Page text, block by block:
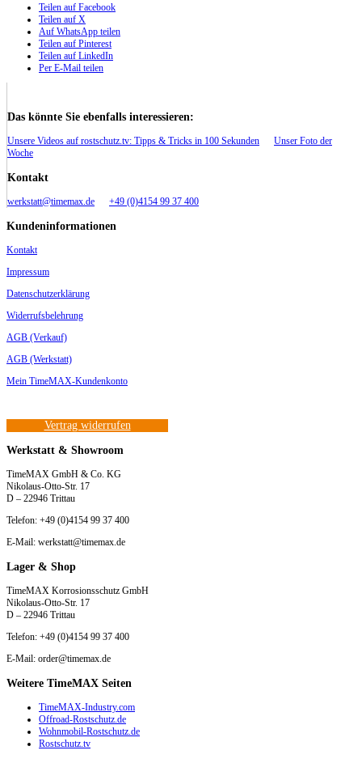
Teilen auf Facebook
Teilen auf X
Auf WhatsApp teilen
Teilen auf Pinterest
Teilen auf LinkedIn
Per E-Mail teilen
Das könnte Sie ebenfalls interessieren:
Unsere Videos auf rostschutz.tv: Tipps & Tricks in 100 Sekunden
Unser Foto der
Woche
Kontakt
werkstatt@timemax.de +49 (0)4154 99 37 400
Kundeninformationen
Kontakt
Impressum
Datenschutzerklärung
Widerrufsbelehrung
AGB (Verkauf)
AGB (Werkstatt)
Mein TimeMAX-Kundenkonto
Vertrag widerrufen
Werkstatt & Showroom
TimeMAX GmbH & Co. KG
Nikolaus-Otto-Str. 17
D – 22946 Trittau
Telefon: +49 (0)4154 99 37 400
E-Mail: werkstatt@timemax.de
Lager & Shop
TimeMAX Korrosionsschutz GmbH
Nikolaus-Otto-Str. 17
D – 22946 Trittau
Telefon: +49 (0)4154 99 37 400
E-Mail: order@timemax.de
Weitere TimeMAX Seiten
TimeMAX-Industry.com
Offroad-Rostschutz.de
Wohnmobil-Rostschutz.de
Rostschutz.tv